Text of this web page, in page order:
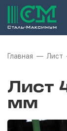
Главная Лист
Лист
мм